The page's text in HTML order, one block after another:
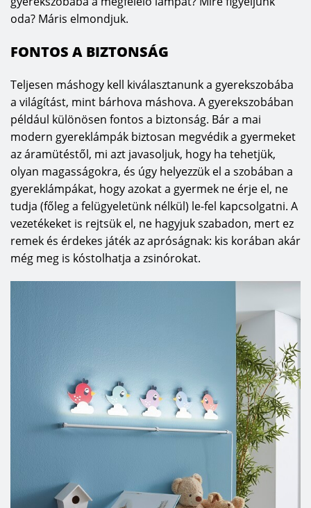
gyártása történik naponta. A kereskedelmi központ és az első
bemutatóterem Dunakeszin található, de az EGLO 2019-ben
nyitott. Ezekben az üzletekben, valamint az országos
SHOP partnerüzletekben az EGLO termékkínálat túlnyomó
része nemcsak megtekinthető, de meg is megvásárolható.
Az EGLO márka sikere abban áll, hogy gyorsan reagál és
érzékeny a világ vezető lakberendezés és design trendjeinek a
változására, valamint a termékeket, termékcsaládokat a vevői
igények és visszajelzések alapján – 90%-os saját fejlesztéssel –
tervezi és alakítja ki. Vezető szerepét többek között a magas
szintű minőség (5 év jótállás LED panelekre), megbízhatóság és
a kiváló kültéri, beltéri és fényforrás termékválaszték
garantálja. A Vintage, rusztikus, antik stílusú lámpák éppúgy
modern/ minimalista, praktikusságra törekvő stílust képviselő
EGLO piacformáló vállalkozásként mindig törekszik a
folyamatos megújulásra, mivel a termékek működtetéséhez a
legmodernebb technológiákat használja fel pl.
energiahatékony led fényforrás, bluetooth vezérlés,
lépcsőzetes fényerő szabályozás (dimmelés), távirányítós
funkció, illetve a legújabb Z-generációs lámpacsalád, az
Az EGLO LUX-nál mindenki megtalálja a számára megfelelő
terméket, árban, minőségben és stílusban, ezt az üzenetet a
oda? Máris elmondjuk.
FONTOS A BIZTONSÁG
Teljesen máshogy kell kiválasztanunk a gyerekszobába
a világítást, mint bárhova máshova. A gyerekszobában
például különösen fontos a biztonság. Bár a mai
modern gyereklámpák biztosan megvédik a gyermeket
az áramütéstől, mi azt javasoljuk, hogy ha tehetjük,
olyan magasságokra, és úgy helyezzük el a szobában a
gyereklámpákat, hogy azokat a gyermek ne érje el, ne
tudja (főleg a felügyeletünk nélkül) le-fel kapcsolgatni. A
vezetékeket is rejtsük el, ne hagyjuk szabadon, mert ez
remek és érdekes játék az apróságnak: kis korában akár
még meg is kóstolhatja a zsinórokat.